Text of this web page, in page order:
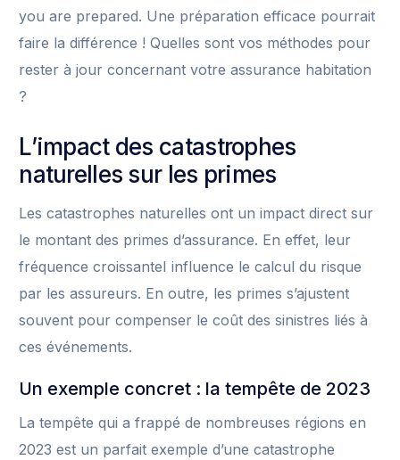
you are prepared. Une préparation efficace pourrait
faire la différence ! Quelles sont vos méthodes pour
rester à jour concernant votre assurance habitation
?
L’impact des catastrophes
naturelles sur les primes
Les catastrophes naturelles ont un impact direct sur
le montant des primes d’assurance. En effet, leur
fréquence croissanteI influence le calcul du risque
par les assureurs. En outre, les primes s’ajustent
souvent pour compenser le coût des sinistres liés à
ces événements.
Un exemple concret : la tempête de 2023
La tempête qui a frappé de nombreuses régions en
2023 est un parfait exemple d’une catastrophe